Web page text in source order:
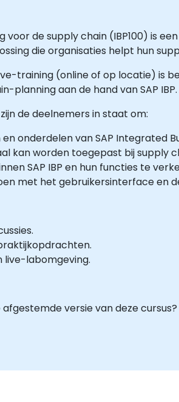
voor de supply chain (IBP100) is
die organisaties helpt hun
training (online of op locatie) is
planning aan de hand van SAP IBP.
de deelnemers in staat om:
onderdelen van SAP Integrated
kan worden toegepast bij supply
SAP IBP en hun functies te
met het gebruikersinterface en
live-labomgeving.
versie van deze